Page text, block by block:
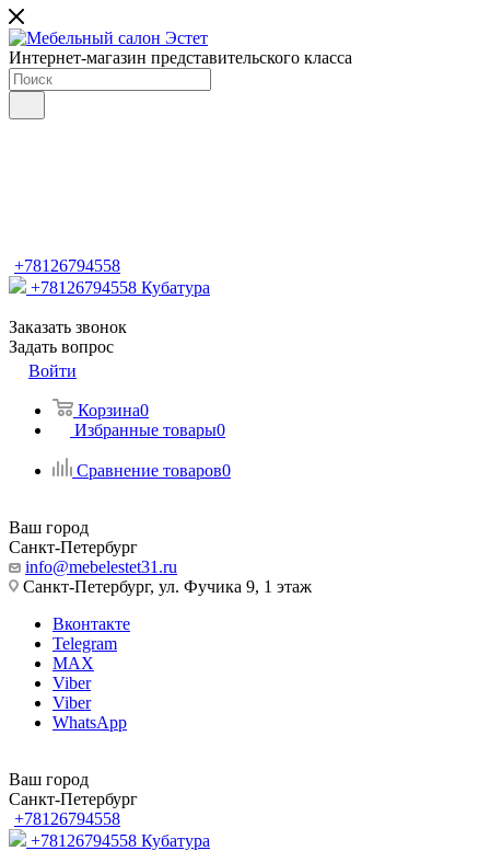
Интернет-магазин представительского класса
+78126794558
+78126794558 Кубатура
Заказать звонок
Задать вопрос
Войти
Корзина0
Избранные товары0
Сравнение товаров0
Ваш город
Санкт-Петербург
info@mebelestet31.ru
Санкт-Петербург, ул. Фучика 9, 1 этаж
Вконтакте
Telegram
MAX
Viber
Viber
WhatsApp
Ваш город
Санкт-Петербург
+78126794558
+78126794558 Кубатура